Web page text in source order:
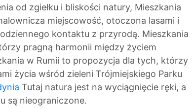
od zgiełku i bliskości natury, Mieszkania
miejscowość, otoczona lasami i
kontaktu z przyrodą. Mieszkania
pragną harmonii między życiem
w Rumii to propozycja dla tych, którzy
życia wśród zieleni Trójmiejskiego Parku
Tutaj natura jest na wyciągnięcie ręki, a
są nieograniczone.